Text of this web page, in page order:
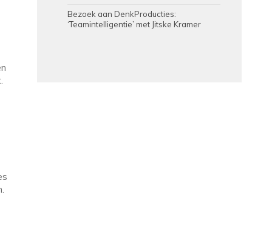
Bezoek aan DenkProducties:
‘Teamintelligentie’ met Jitske Kramer